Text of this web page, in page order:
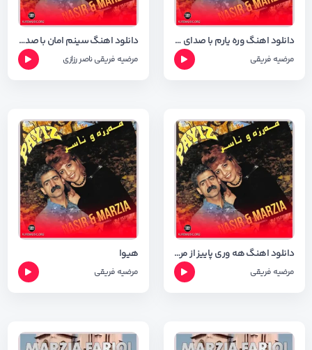
دانلود اهنگ وره یارم با صدای مرضیه فریقی با شعر اهنگ
مرضیه فریقی
دانلود اهنگ سینم امان با صدای زیبای ناصر رزازی با کیفیت ۳۲۰
مرضیه فریقیناصر رزازی
دانلود اهنگ هه وری پاییز از مرضیه فریقی با کیفیت ۳۲۰
مرضیه فریقی
هیوا
مرضیه فریقی